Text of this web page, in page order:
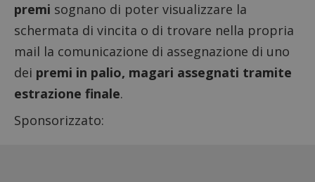
premi sognano di poter visualizzare la
schermata di vincita o di trovare nella propria
mail la comunicazione di assegnazione di uno
dei premi in palio, magari assegnati tramite
estrazione finale.
Sponsorizzato: